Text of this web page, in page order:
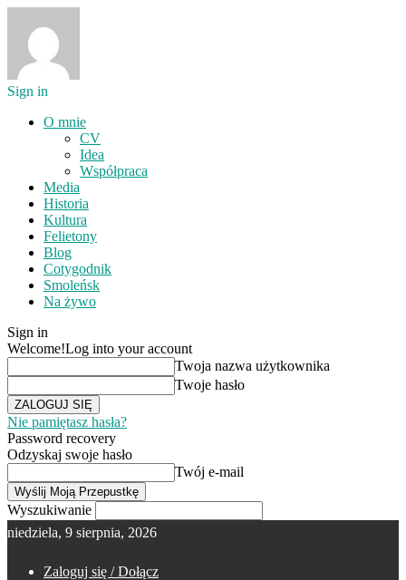
Sign in
O mnie
CV
Idea
Współpraca
Media
Historia
Kultura
Felietony
Blog
Cotygodnik
Smoleńsk
Na żywo
Sign in
Welcome!Log into your account
Twoja nazwa użytkownika
Twoje hasło
Nie pamiętasz hasła?
Password recovery
Odzyskaj swoje hasło
Twój e-mail
Wyszukiwanie
niedziela, 9 sierpnia, 2026
Zaloguj się / Dołącz